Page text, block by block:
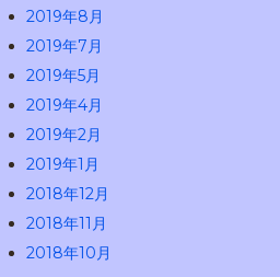
2019年8月
2019年7月
2019年5月
2019年4月
2019年2月
2019年1月
2018年12月
2018年11月
2018年10月